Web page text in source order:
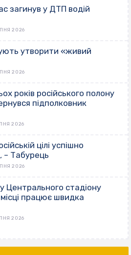
загинув у ДТП водій
2026
утворити «живий
2026
років російського полону
підполковник
2026
цілі успішно
– Табурець
2026
Центрального стадіону
працює швидка
2026